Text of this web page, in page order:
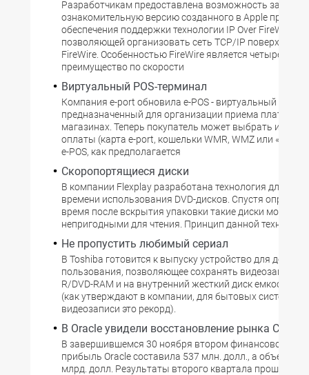
Разработчикам предоставлена возможность
ознакомительную версию созданного в Apple
обеспечения поддержки технологии IP Over FireWire,
позволяющей организовать сеть TCP/IP поверх
FireWire. Особенностью FireWire является
преимущество по скорости
Виртуальный POS-терминал
Компания e-port обновила e-POS - виртуальный POS-
предназначенный для организации приема платежей
магазинах. Теперь покупатель может выбрать
оплаты (карта e-port, кошельки WMR, WMZ или
e-POS, как предполагается
Скоропортящиеся диски
В компании Flexplay разработана технология для
времени использования DVD-дисков. Спустя
время после вскрытия упаковки такие диски могут
непригодными для чтения. Принцип данной
Не пропустить любимый сериал
В Toshiba готовится к выпуску устройство для
пользования, позволяющее сохранять видеозаписи
R/DVD-RAM и на внутренний жесткий диск емкостью
(как утверждают в компании, для бытовых систем
видеозаписи это рекорд).
В Oracle увидели восстановление рынка СУБД
В завершившемся 30 ноября втором финансовом
прибыль Oracle составила 537 млн. долл., а объем
млрд. долл. Результаты второго квартала прошлого